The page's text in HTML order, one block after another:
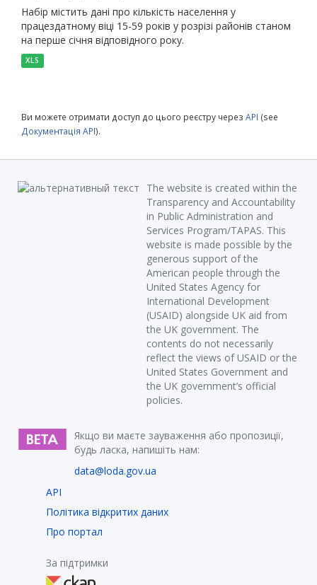
Набір містить дані про кількість населення у
працездатному віці 15-59 років у розрізі районів станом
на перше січня відповідного року.
XLS
Ви можете отримати доступ до цього реєстру через API (see
Документація API).
The website is created within the
Transparency and Accountability
in Public Administration and
Services Program/TAPAS. This
website is made possible by the
generous support of the
American people through the
United States Agency for
International Development
(USAID) alongside UK aid from
the UK government. The
contents do not necessarily
reflect the views of USAID or the
United States Government and
the UK government’s official
policies.
Якщо ви маєте зауваження або пропозиції,
будь ласка, напишіть нам:
data@loda.gov.ua
API
Політика відкритих даних
Про портал
За підтримки